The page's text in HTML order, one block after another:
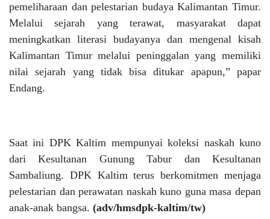
pemeliharaan dan pelestarian budaya Kalimantan Timur.
Melalui sejarah yang terawat, masyarakat dapat
meningkatkan literasi budayanya dan mengenal kisah
Kalimantan Timur melalui peninggalan yang memiliki
nilai sejarah yang tidak bisa ditukar apapun,” papar
Endang.
Saat ini DPK Kaltim mempunyai koleksi naskah kuno
dari Kesultanan Gunung Tabur dan Kesultanan
Sambaliung. DPK Kaltim terus berkomitmen menjaga
pelestarian dan perawatan naskah kuno guna masa depan
anak-anak bangsa. (adv/hmsdpk-kaltim/tw)